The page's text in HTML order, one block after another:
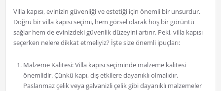
Villa kapısı, evinizin güvenliği ve estetiği için önemli bir unsurdur.
Doğru bir villa kapısı seçimi, hem görsel olarak hoş bir görüntü
sağlar hem de evinizdeki güvenlik düzeyini artırır. Peki, villa kapısı
seçerken nelere dikkat etmeliyiz? İşte size önemli ipuçları:
Malzeme Kalitesi: Villa kapısı seçiminde malzeme kalitesi
önemlidir. Çünkü kapı, dış etkilere dayanıklı olmalıdır.
Paslanmaz çelik veya galvanizli çelik gibi dayanıklı malzemeler